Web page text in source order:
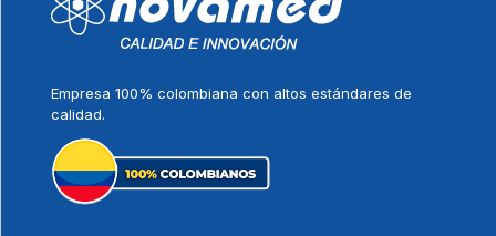
Empresa 100% colombiana con altos estándares de
calidad.